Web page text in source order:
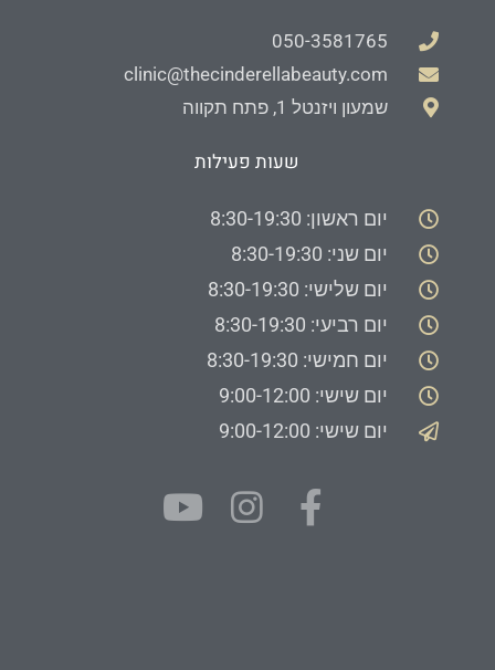
050-3581765
clinic@thecinderellabeauty.com
שמעון ויזנטל 1, פתח תקווה
שעות פעילות
יום ראשון: 8:30-19:30
יום שני: 8:30-19:30
יום שלישי: 8:30-19:30
יום רביעי: 8:30-19:30
יום חמישי: 8:30-19:30
יום שישי: 9:00-12:00
יום שישי: 9:00-12:00